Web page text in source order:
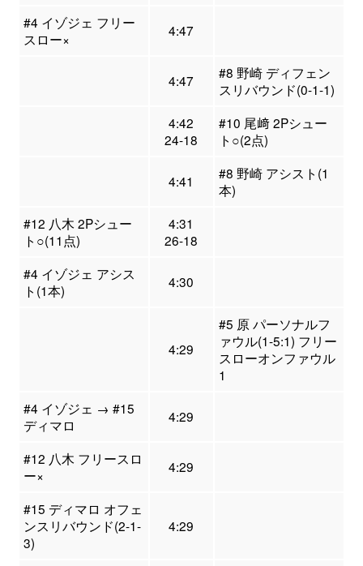
#4 イゾジェ フリー
スロー×
4:47
4:47
#8 野崎 ディフェン
スリバウンド(0-1-1)
4:42
24-18
#10 尾﨑 2Pシュー
ト○(2点)
4:41
#8 野崎 アシスト(1
本)
#12 八木 2Pシュー
ト○(11点)
4:31
26-18
#4 イゾジェ アシス
ト(1本)
4:30
4:29
#5 原 パーソナルフ
ァウル(1-5:1) フリー
スローオンファウル
1
#4 イゾジェ → #15
ディマロ
4:29
#12 八木 フリースロ
ー×
4:29
#15 ディマロ オフェ
ンスリバウンド(2-1-
3)
4:29